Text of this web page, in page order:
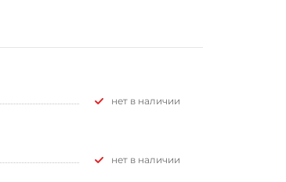
Нет в наличии
Нет в наличии